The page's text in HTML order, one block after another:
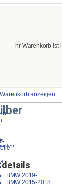
Ihr Warenkorb ist
Warenkorb anzeigen
BMW 2019-
BMW 2015-2018
Schellen Silber
Schellen erhöht 39 mm,
Matsch
erhöht